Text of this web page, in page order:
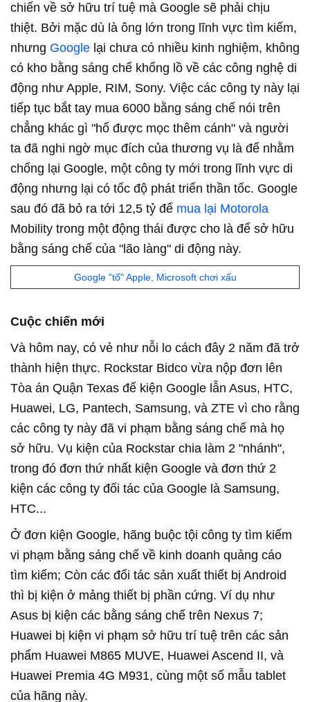
chiến về sở hữu trí tuệ mà Google sẽ phải chịu
thiệt. Bởi mặc dù là ông lớn trong lĩnh vực tìm kiếm,
nhưng Google lại chưa có nhiều kinh nghiệm, không
có kho bằng sáng chế khổng lồ về các công nghệ di
động như Apple, RIM, Sony. Việc các công ty này lại
tiếp tục bắt tay mua 6000 bằng sáng chế nói trên
chẳng khác gì "hổ được mọc thêm cánh" và người
ta đã nghi ngờ mục đích của thương vụ là để nhằm
chống lại Google, một công ty mới trong lĩnh vực di
động nhưng lại có tốc độ phát triển thần tốc. Google
sau đó đã bỏ ra tới 12,5 tỷ để mua lại Motorola
Mobility trong một động thái được cho là để sở hữu
bằng sáng chế của "lão làng" di động này.
Google "tố" Apple, Microsoft chơi xấu
Cuộc chiến mới
Và hôm nay, có vẻ như nỗi lo cách đây 2 năm đã trở
thành hiện thực. Rockstar Bidco vừa nộp đơn lên
Tòa án Quận Texas để kiện Google lẫn Asus, HTC,
Huawei, LG, Pantech, Samsung, và ZTE vì cho rằng
các công ty này đã vi phạm bằng sáng chế mà họ
sở hữu. Vụ kiện của Rockstar chia làm 2 "nhánh",
trong đó đơn thứ nhất kiện Google và đơn thứ 2
kiện các công ty đối tác của Google là Samsung,
HTC...
Ở đơn kiện Google, hãng buộc tội công ty tìm kiếm
vi phạm bằng sáng chế về kinh doanh quảng cáo
tìm kiếm; Còn các đối tác sản xuất thiết bị Android
thì bị kiện ở mảng thiết bị phần cứng. Ví dụ như
Asus bị kiện các bằng sáng chế trên Nexus 7;
Huawei bị kiện vi phạm sở hữu trí tuệ trên các sản
phẩm Huawei M865 MUVE, Huawei Ascend II, và
Huawei Premia 4G M931, cùng một số mẫu tablet
của hãng này.